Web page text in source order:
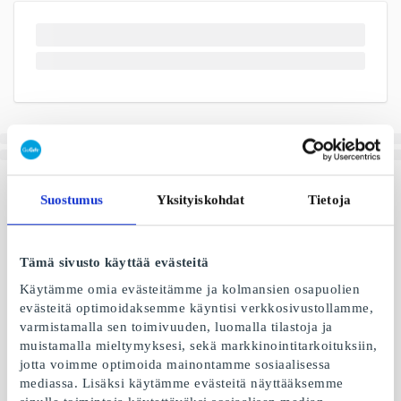
Suostumus Yksityiskohdat Tietoja
Tämä sivusto käyttää evästeitä
Käytämme omia evästeitämme ja kolmansien osapuolien
evästeitä optimoidaksemme käyntisi verkkosivustollamme,
varmistamalla sen toimivuuden, luomalla tilastoja ja
muistamalla mieltymyksesi, sekä markkinointitarkoituksiin,
jotta voimme optimoida mainontamme sosiaalisessa
mediassa. Lisäksi käytämme evästeitä näyttääksemme